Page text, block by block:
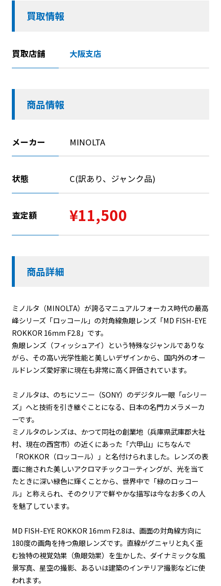
買取情報
買取店舗 大阪支店
商品情報
メーカー MINOLTA
状態 C(訳あり、ジャンク品)
査定額 ¥11,500
商品詳細
ミノルタ（MINOLTA）が誇るマニュアルフォーカス時代の最高
峰シリーズ「ロッコール」の対角線魚眼レンズ「MD FISH-EYE
ROKKOR 16mm F2.8」です。
魚眼レンズ（フィッシュアイ）という特殊なジャンルでありな
がら、その高い光学性能と美しいデザインから、国内外のオー
ルドレンズ愛好家に現在も非常に高く評価されています。
ミノルタは、のちにソニー（SONY）のデジタル一眼「αシリー
ズ」へと技術を引き継ぐことになる、日本の名門カメラメーカ
ーです。
ミノルタのレンズは、かつて同社の創業地（兵庫県武庫郡大社
村、現在の西宮市）の近くにあった「六甲山」にちなんで
「ROKKOR（ロッコール）」と名付けられました。レンズの表
面に施された美しいアクロマチックコーティングが、光を当て
たときに深い緑色に輝くことから、世界中で「緑のロッコー
ル」と称えられ、そのクリアで鮮やかな描写は今なお多くの人
を魅了しています。
MD FISH-EYE ROKKOR 16mm F2.8は、画面の対角線方向に
180度の画角を持つ魚眼レンズです。直線がグニャリと丸く歪
む独特の視覚効果（魚眼効果）を生かした、ダイナミックな風
景写真、星空の撮影、あるいは建築のインテリア撮影などに使
われます。